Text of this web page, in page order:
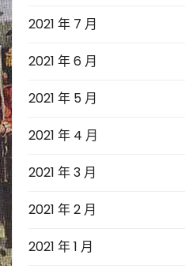
2021 年 7 月
2021 年 6 月
2021 年 5 月
2021 年 4 月
2021 年 3 月
2021 年 2 月
2021 年 1 月